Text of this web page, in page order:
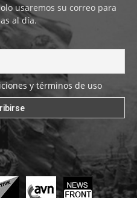
usaremos su correo para
al día.
y términos de uso